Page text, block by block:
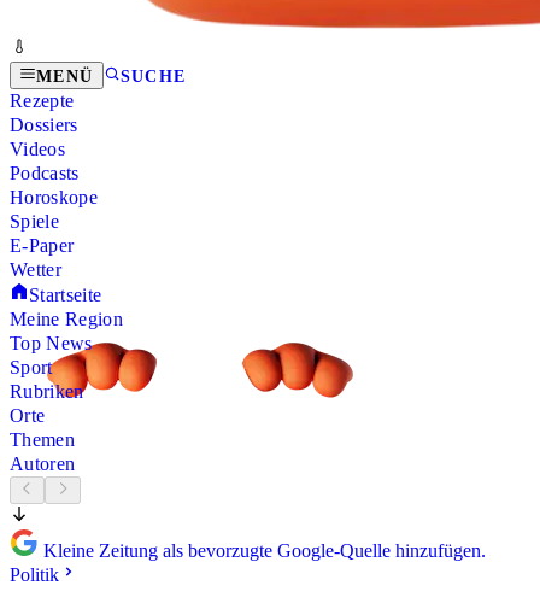
MENÜ SUCHE
Rezepte
Dossiers
Videos
Podcasts
Horoskope
Spiele
E-Paper
Wetter
Startseite
Meine Region
Top News
Sport
Rubriken
Orte
Themen
Autoren
Kleine Zeitung als bevorzugte Google-Quelle hinzufügen.
Politik